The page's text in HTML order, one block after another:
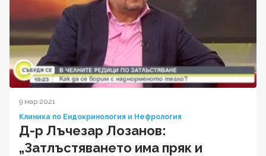
9 мар 2021
Клиника по Ендокринология и Нефрология
Д-р Лъчезар Лозанов:
„Затлъстяването има пряк и